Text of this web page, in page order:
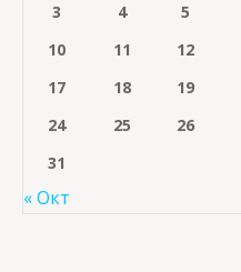
3
4 5
10
11 12
17
18 19
24
25 26
31
« Окт